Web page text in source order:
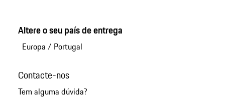
Altere o seu país de entrega
Europa / Portugal
Contacte-nos
Tem alguma dúvida?